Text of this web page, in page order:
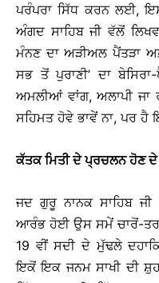
ਪਰੰਪਰਾ ਸਿੱਧ ਕਰਨ ਲਈ,
ਅੰਗਦ ਸਾਹਿਬ ਜੀ ਵੱਲੋਂ
ਮੰਨਣ ਦਾ ਅੜੀਅਲ ਪੈਂਤੜਾ
ਸਭ ਤੋਂ ਪੁਰਾਣੀ’ ਦਾ
ਅਮਲੀਆਂ ਵਾਂਗ, ਅਲਾਪੀ ਜਾ
ਸਹਿਮਤ ਹੋਵੇ ਭਾਵੇਂ ਨਾ, ਪਰ ਹੈ
ਕੱਤਕ ਮਿਤੀ ਦੇ ਪ੍ਰਚਲਨ ਹੋਣ ਦੇ
ਜਦ ਗੁਰੂ ਨਾਨਕ ਸਾਹਿਬ
ਆਰੰਭ ਹੋਈ ਉਸ ਸਮੇਂ ਚਾਰੋਂ-ਤਰਫ਼
19 ਵੀਂ ਸਦੀ ਦੇ ਮੁੱਢਲੇ
ਇਕੋਂ ਇਕ ਜਨਮ ਸਾਖੀ ਦੀ